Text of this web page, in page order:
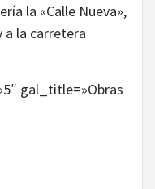
la «Calle Nueva»,
a la carretera
gal_title=»Obras